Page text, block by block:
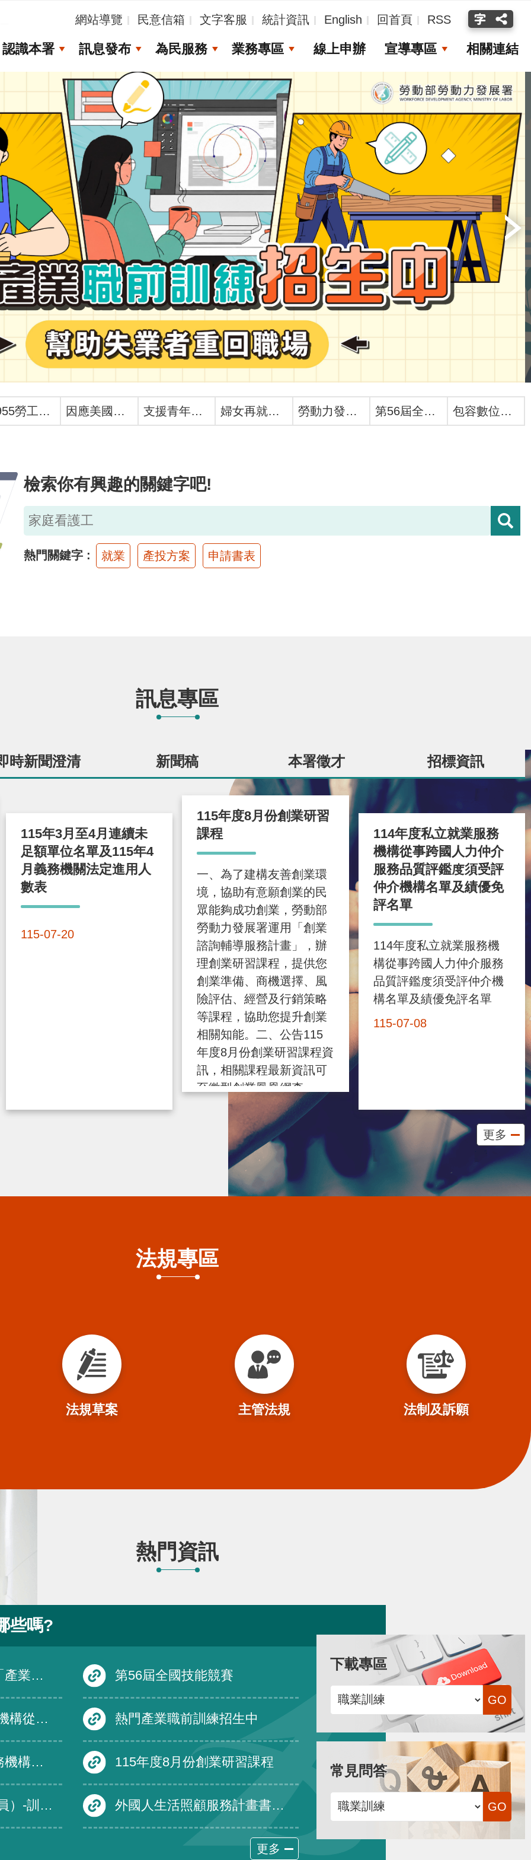
網站導覽 民意信箱 文字客服 統計資訊 English 回首頁 RSS
認識本署 訊息發布 為民服務 業務專區 線上申辦 宣導專區 相關連結
1955勞工諮詢申訴專線 因應美國關稅我國出口供應鏈支持方案 支援青年就業計畫 婦女再就業計畫 勞動力發展數位服務平台 第56屆全國技能競賽 包容數位未來國際論壇
檢索你有興趣的關鍵字吧!
熱門關鍵字 就業 產投方案 申請書表
訊息專區
時新聞澄清 新聞稿 本署徵才 招標資訊
115年3月至4月連續未
足額單位名單及115年4
月義務機關法定進用人
數表
115-07-20
115年度8月份創業研習
課程
115-07-17
一、為了建構友善創業環
境，協助有意願創業的民
眾能夠成功創業，勞動部
勞動力發展署運用「創業
諮詢輔導服務計畫」，辦
理創業研習課程，提供您
創業準備、商機選擇、風
險評估、經營及行銷策略
等課程，協助您提升創業
相關知能。二、公告115
年度8月份創業研習課程資
訊，相關課程最新資訊可
至微型創業鳳凰網查
詢 https ...更多
114年度私立就業服務
機構從事跨國人力仲介
服務品質評鑑度須受評
仲介機構名單及績優免
評名單
115-07-08
114年度私立就業服務機
構從事跨國人力仲介服務
品質評鑑度須受評仲介機
構名單及績優免評名單
更多
法規專區
法規草案 主管法規 法制及訴願
熱門資訊
些嗎?
訓練課程 第56屆全國技能競賽
十六年一月一日生效外，自即日生效。 熱門產業職前訓練招生中
及績優免評名單 115年度8月份創業研習課程
發展組 外國人生活照顧服務計畫書裁量基準修正規定，並自即日生效
更多
下載專區
常見問答